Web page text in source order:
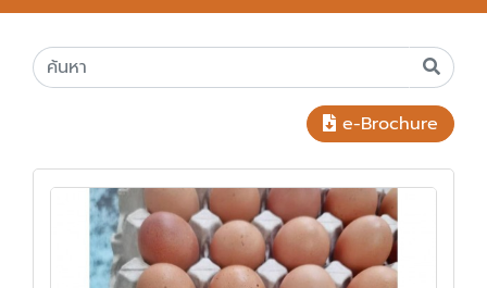
e-Brochure